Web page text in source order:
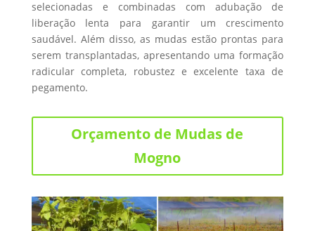
selecionadas e combinadas com adubação de
liberação lenta para garantir um crescimento
saudável. Além disso, as mudas estão prontas para
serem transplantadas, apresentando uma formação
radicular completa, robustez e excelente taxa de
pegamento.
Orçamento de Mudas de
Mogno